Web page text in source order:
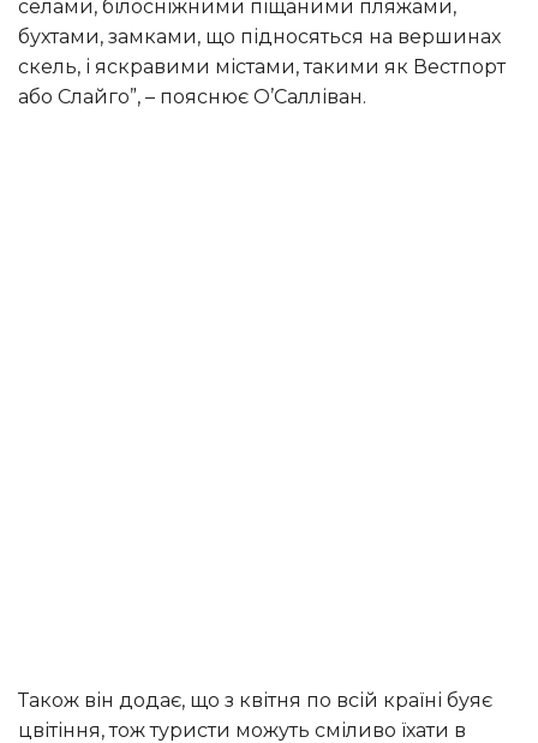
селами, білосніжними піщаними пляжами,
бухтами, замками, що підносяться на вершинах
скель, і яскравими містами, такими як Вестпорт
або Слайго”, – пояснює О’Салліван.
Також він додає, що з квітня по всій країні буяє
цвітіння, тож туристи можуть сміливо їхати в